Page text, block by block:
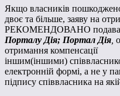
Якщо власників
двоє та більше, заяву на
РЕКОМЕНДОВАНО
Порталу Дія; Портал Дія,
отримання компенсації
іншим(іншими)
електронній формі, а не у
підпису співвласника на